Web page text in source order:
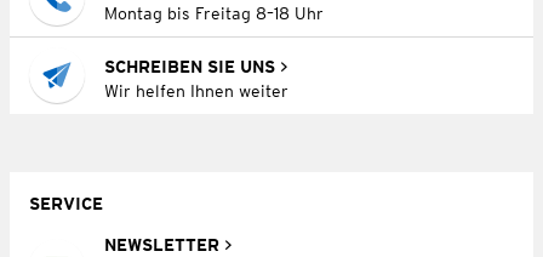
Montag bis Freitag 8–18 Uhr
SCHREIBEN SIE UNS
Wir helfen Ihnen weiter
SERVICE
NEWSLETTER